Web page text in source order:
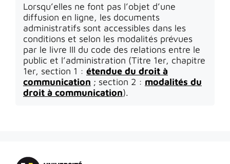
Lorsqu’elles ne font pas l’objet d’une
diffusion en ligne, les documents
administratifs sont accessibles dans les
conditions et selon les modalités prévues
par le livre III du code des relations entre le
public et l’administration (Titre 1er, chapitre
1er, section 1 : étendue du droit à
communication ; section 2 : modalités du
droit à communication).